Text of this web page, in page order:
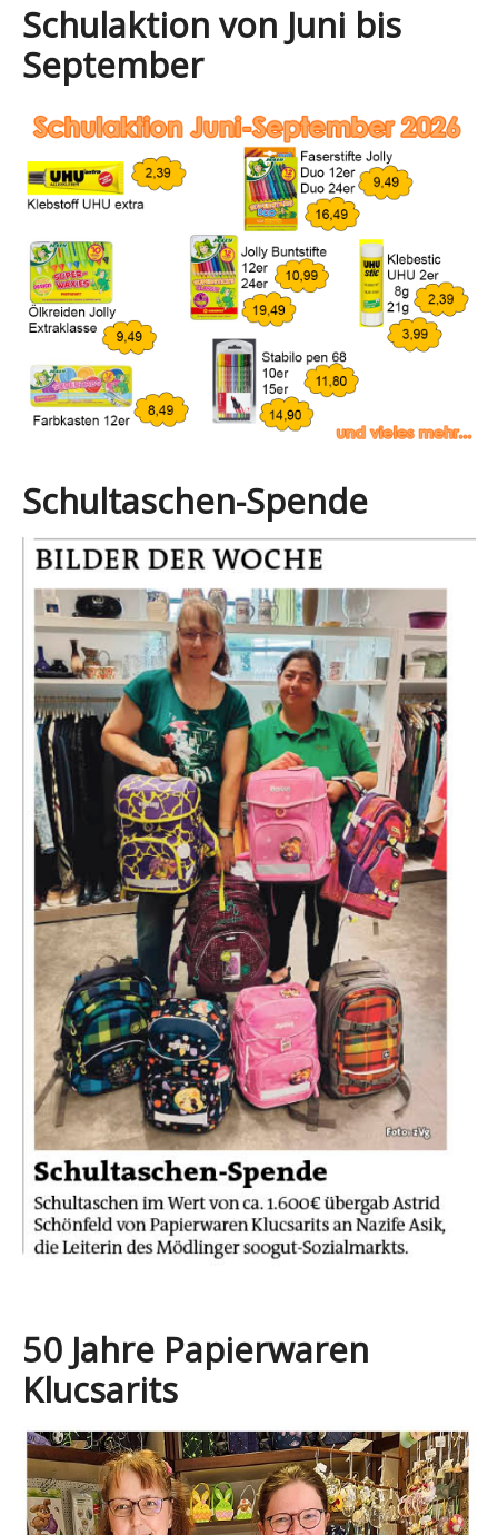
Schulaktion von Juni bis
September
Schultaschen-Spende
50 Jahre Papierwaren
Klucsarits